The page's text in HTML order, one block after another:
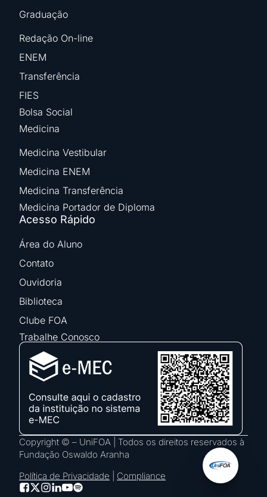
Graduação
Redação On-line
ENEM
Transferência
FIES
Bolsa Social
Medicina
Medicina Vestibular
Medicina ENEM
Medicina Transferência
Medicina Portador de Diploma
Acesso Rápido
Área do Aluno
Contato
Ouvidoria
Biblioteca
Clube FOA
Trabalhe Conosco
Copyright © – UniFOA | Todos os direitos reservados à
Fundação Oswaldo Aranha
Política de Privacidade
Compliance